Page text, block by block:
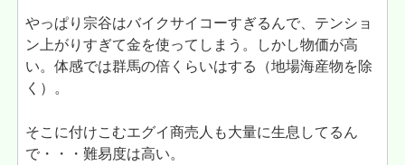
やっぱり宗谷はバイクサイコーすぎるんで、テンショ
ン上がりすぎて金を使ってしまう。しかし物価が高
い。体感では群馬の倍くらいはする（地場海産物を除
く）。
そこに付けこむエグイ商売人も大量に生息してるん
で・・・難易度は高い。